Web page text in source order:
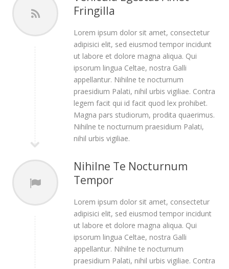
Fringilla
Lorem ipsum dolor sit amet, consectetur
adipisici elit, sed eiusmod tempor incidunt
ut labore et dolore magna aliqua. Qui
ipsorum lingua Celtae, nostra Galli
appellantur. Nihilne te nocturnum
praesidium Palati, nihil urbis vigiliae. Contra
legem facit qui id facit quod lex prohibet.
Magna pars studiorum, prodita quaerimus.
Nihilne te nocturnum praesidium Palati,
nihil urbis vigiliae.
Nihilne Te Nocturnum
Tempor
Lorem ipsum dolor sit amet, consectetur
adipisici elit, sed eiusmod tempor incidunt
ut labore et dolore magna aliqua. Qui
ipsorum lingua Celtae, nostra Galli
appellantur. Nihilne te nocturnum
praesidium Palati, nihil urbis vigiliae. Contra